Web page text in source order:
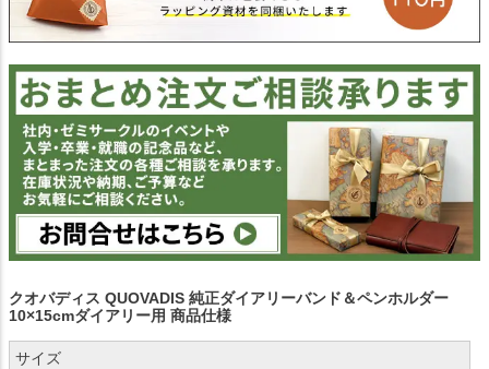
クオバディス QUOVADIS 純正ダイアリーバンド＆ペンホルダー
10×15cmダイアリー用 商品仕様
サイズ